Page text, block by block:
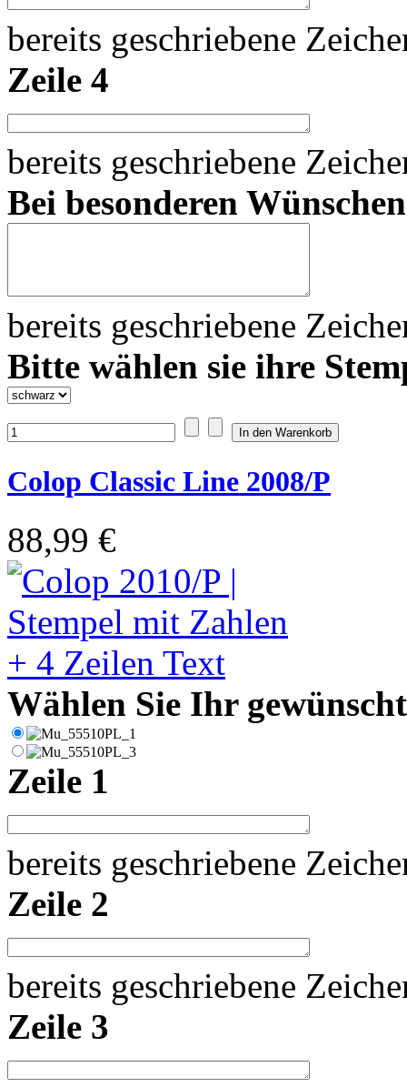
bereits geschriebene
Zeile 4
bereits geschriebene
Bei besonderen
bereits geschriebene
Bitte wählen sie ihre
Colop Classic Line 2008/P
88,99 €
Wählen Sie Ihr
Zeile 1
bereits geschriebene
Zeile 2
bereits geschriebene
Zeile 3